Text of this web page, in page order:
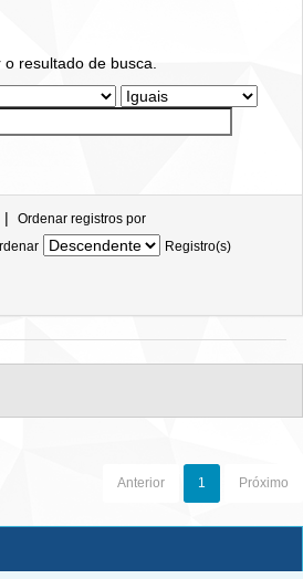
resultado de busca.
| Ordenar registros por
Registro(s)
Anterior 1 Próximo